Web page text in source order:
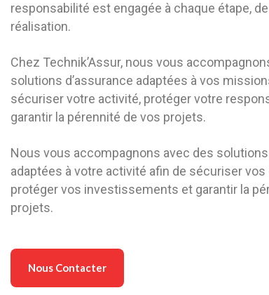
responsabilité est engagée à chaque étape, de
réalisation.
Chez Technik’Assur, nous vous
solutions d’assurance adaptées à vos
sécuriser votre activité, protéger votre
garantir la pérennité de vos projets.
Nous vous accompagnons avec des solutions
adaptées à votre activité afin de sécuriser vos
protéger vos investissements et garantir la
projets.
Nous Contacter